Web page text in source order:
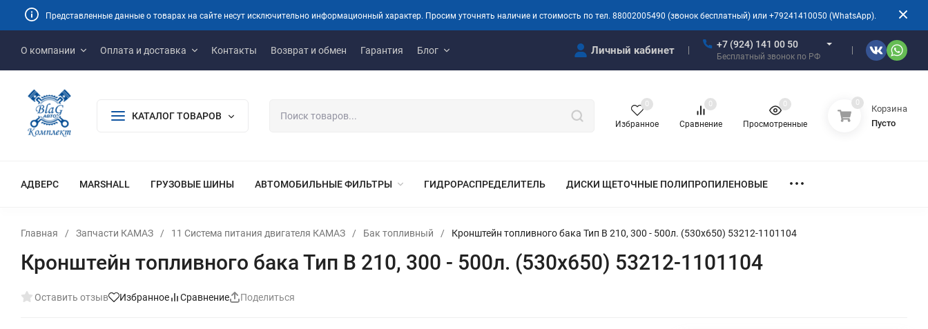
Представленные данные о товарах на сайте несут исключительно информационный характер. Просим уточнять наличие и стоимость по тел. 88002005490 (звонок бесплатный) или +79241410050 (WhatsApp).
О компании Оплата и доставка Контакты Возврат и обмен Гарантия Блог Личный кабинет +7 (924) 141 00 50
Бесплатный звонок по РФ
КАТАЛОГ ТОВАРОВ
Избранное
0
Сравнение
0
Просмотренные
0 0
Корзина
Пусто
АДВЕРС MARSHALL ГРУЗОВЫЕ ШИНЫ АВТОМОБИЛЬНЫЕ ФИЛЬТРЫ ГИДРОРАСПРЕДЕЛИТЕЛЬ ДИСКИ ЩЕТОЧНЫЕ ПОЛИПРОПИЛЕНОВЫЕ
Главная / Запчасти КАМАЗ / 11 Система питания двигателя КАМАЗ / Бак топливный / Кронштейн топливного бака Тип B 210, 300 - 500л. (530х650) 53212-1101104
Кронштейн топливного бака Тип B 210, 300 - 500л. (530х650) 53212-1101104
Оставить отзыв Избранное Сравнение Поделиться